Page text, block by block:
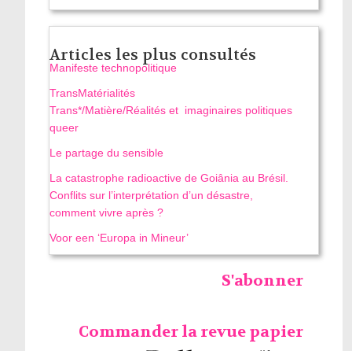
Articles les plus consultés
Manifeste technopolitique
TransMatérialités
Trans*/Matière/Réalités et imaginaires politiques
queer
Le partage du sensible
La catastrophe radioactive de Goiânia au Brésil.
Conflits sur l’interprétation d’un désastre,
comment vivre après ?
Voor een ‘Europa in Mineur’
S'abonner
Commander la revue papier